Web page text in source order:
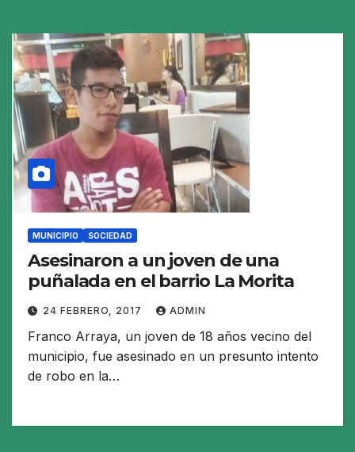
MUNICIPIO SOCIEDAD
Asesinaron a un joven de una
puñalada en el barrio La Morita
24 FEBRERO, 2017 ADMIN
Franco Arraya, un joven de 18 años vecino del
municipio, fue asesinado en un presunto intento
de robo en la…